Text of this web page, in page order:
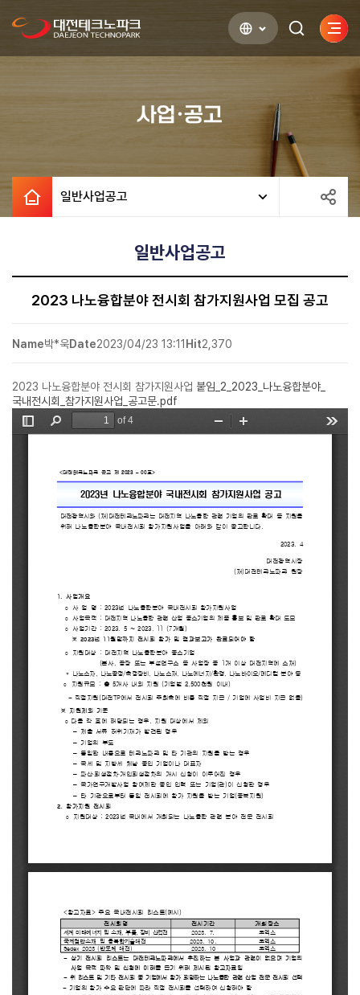
검색하기사이
열기
사업·공고
일반사업공고
일반사업공고
2023 나노융합분야 전시회 참가지원사업 모집 공고
Name박*욱Date2023/04/23 13:11 Hit2,370
2023 나노융합분야 전시회 참가지원사업 붙임_2_2023_나노융합분야_
국내전시회_참가지원사업_공고문.pdf